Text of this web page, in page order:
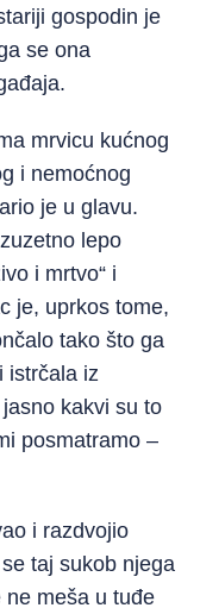
gospodin je
se ona
mrvicu kućnog
i nemoćnog
je u glavu.
lepo
i mrtvo“ i
je, uprkos tome,
tako što ga
istrčala iz
kakvi su to
posmatramo –
i razdvojio
taj sukob njega
ne meša u tuđe